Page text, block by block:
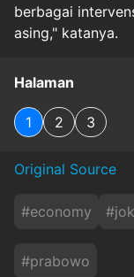
berbagai
asing," katanya.
Halaman
1 2 3
Original Source
#economy #
#prabowo